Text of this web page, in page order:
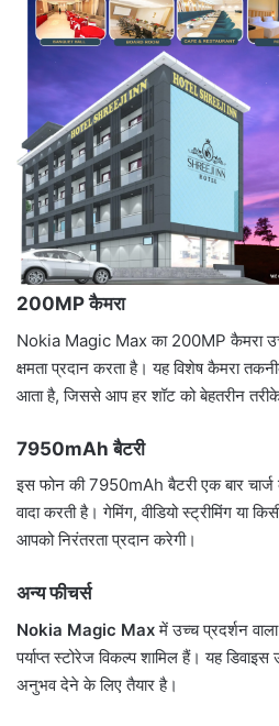
200MP कैमरा
Nokia Magic Max का 200MP कैमरा
क्षमता प्रदान करता है। यह विशेष कैमरा
आता है, जिससे आप हर शॉट को बेहतरीन
7950mAh बैटरी
इस फोन की 7950mAh बैटरी एक बार
वादा करती है। गेमिंग, वीडियो स्ट्रीमिंग या
आपको निरंतरता प्रदान करेगी।
अन्य फीचर्स
Nokia Magic Maxमें उच्च प्रदर्शन
पर्याप्त स्टोरेज विकल्प शामिल हैं। यह
अनुभव देने के लिए तैयार है।